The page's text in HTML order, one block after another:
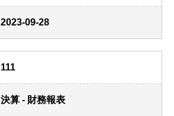
2023-09-28
111
決算 - 財務報表